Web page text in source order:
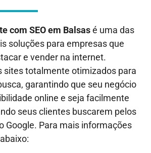
com SEO em Balsasé uma das
soluções para empresas que
e vender na internet.
sites totalmente otimizados para
garantindo que seu negócio
online e seja facilmente
seus clientes buscarem pelos
Google. Para mais informações